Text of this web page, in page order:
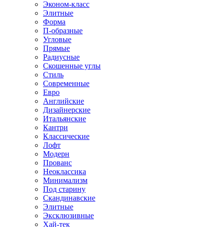
Эконом-класс
Элитные
Форма
П-образные
Угловые
Прямые
Радиусные
Скошенные углы
Стиль
Современные
Евро
Английские
Дизайнерские
Итальянские
Кантри
Классические
Лофт
Модерн
Прованс
Неоклассика
Минимализм
Под старину
Скандинавские
Элитные
Эксклюзивные
Хай-тек